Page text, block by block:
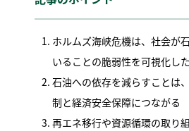
ホルムズ海峡危機は、社会が
いることの脆弱性を可視化した
石油への依存を減らすことは
制と経済安全保障につながる
再エネ移行や資源循環の取り